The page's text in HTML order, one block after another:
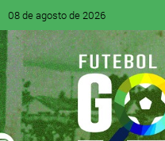
08 de agosto de 2026